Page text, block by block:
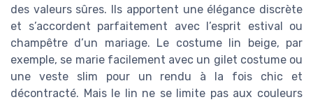
des valeurs sûres. Ils apportent une élégance discrète
et s’accordent parfaitement avec l’esprit estival ou
champêtre d’un mariage. Le costume lin beige, par
exemple, se marie facilement avec un gilet costume ou
une veste slim pour un rendu à la fois chic et
décontracté. Mais le lin ne se limite pas aux couleurs